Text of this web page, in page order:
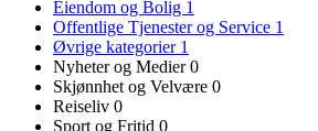
Eiendom og Bolig 1
Offentlige Tjenester og Service 1
Øvrige kategorier 1
Nyheter og Medier0
Skjønnhet og Velvære 0
Reiseliv 0
Sport og Fritid 0